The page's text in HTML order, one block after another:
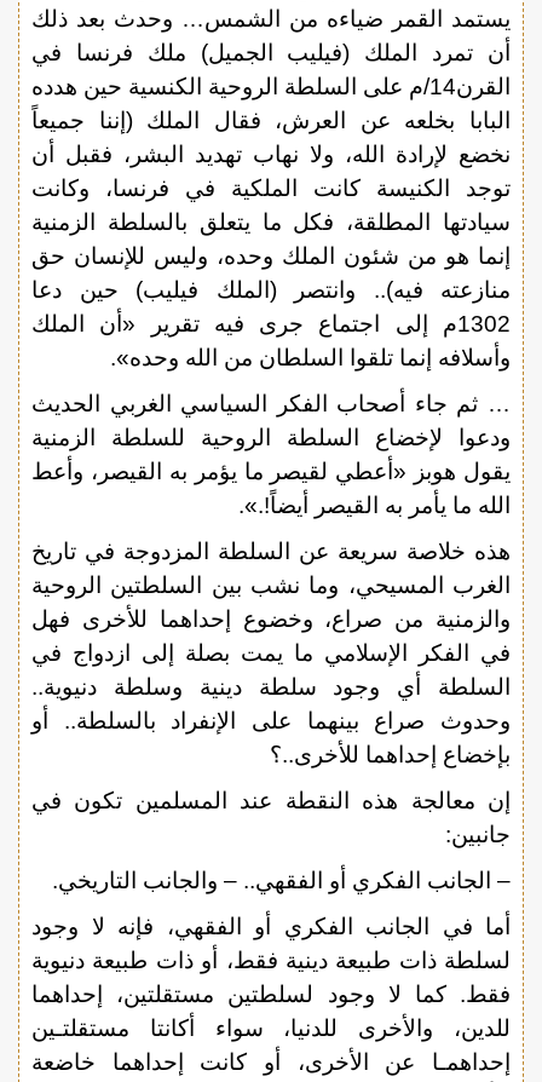
يستمد القمر ضياءه من الشمس… وحدث بعد ذلك
أن تمرد الملك (فيليب الجميل) ملك فرنسا في
القرن14/م على السلطة الروحية الكنسية حين هدده
البابا بخلعه عن العرش، فقال الملك (إننا جميعاً
نخضع لإرادة الله، ولا نهاب تهديد البشر، فقبل أن
توجد الكنيسة كانت الملكية في فرنسا، وكانت
سيادتها المطلقة، فكل ما يتعلق بالسلطة الزمنية
إنما هو من شئون الملك وحده، وليس للإنسان حق
منازعته فيه).. وانتصر (الملك فيليب) حين دعا
1302م إلى اجتماع جرى فيه تقرير «أن الملك
وأسلافه إنما تلقوا السلطان من الله وحده».
… ثم جاء أصحاب الفكر السياسي الغربي الحديث
ودعوا لإخضاع السلطة الروحية للسلطة الزمنية
يقول هوبز «أعطي لقيصر ما يؤمر به القيصر، وأعط
الله ما يأمر به القيصر أيضاً!.».
هذه خلاصة سريعة عن السلطة المزدوجة في تاريخ
الغرب المسيحي، وما نشب بين السلطتين الروحية
والزمنية من صراع، وخضوع إحداهما للأخرى فهل
في الفكر الإسلامي ما يمت بصلة إلى ازدواج في
السلطة أي وجود سلطة دينية وسلطة دنيوية..
وحدوث صراع بينهما على الإنفراد بالسلطة.. أو
بإخضاع إحداهما للأخرى..؟
إن معالجة هذه النقطة عند المسلمين تكون في
جانبين:
– الجانب الفكري أو الفقهي.. – والجانب التاريخي.
أما في الجانب الفكري أو الفقهي، فإنه لا وجود
لسلطة ذات طبيعة دينية فقط، أو ذات طبيعة دنيوية
فقط. كما لا وجود لسلطتين مستقلتين، إحداهما
للدين، والأخرى للدنيا، سواء أكانتا مستقلتـين
إحداهمـا عن الأخرى، أو كانت إحداهما خاضعة